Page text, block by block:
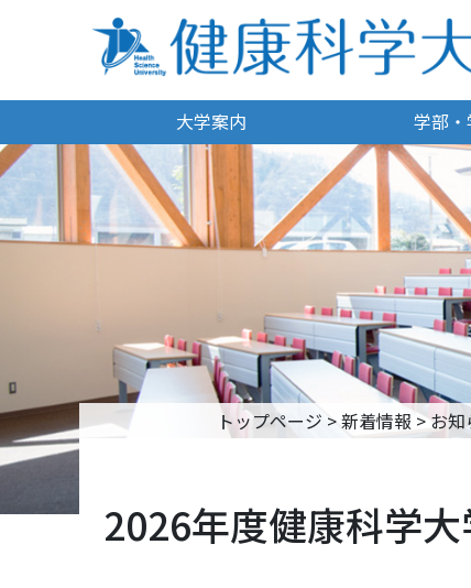
大学案内 学部
トップページ >新着情報 >お知
2026年度健康科学大